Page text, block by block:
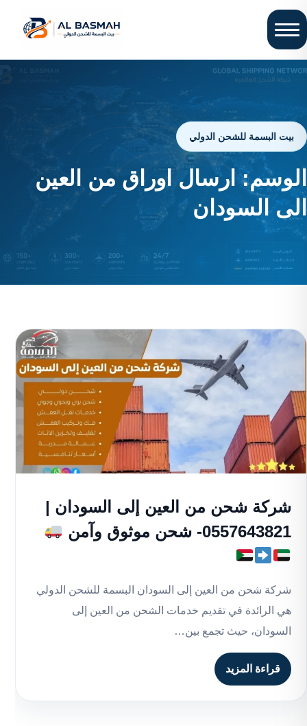
بيت البسمة للشحن الدولي
الوسم: ارسال اوراق من العين
الى السودان
شركة شحن من العين إلى السودان |
0557643821- شحن موثوق وآمن
شركة شحن من العين إلى السودان البسمة للشحن الدولي
هي الرائدة في تقديم خدمات الشحن من العين إلى
السودان، حيث تجمع بين…
قراءة المزيد